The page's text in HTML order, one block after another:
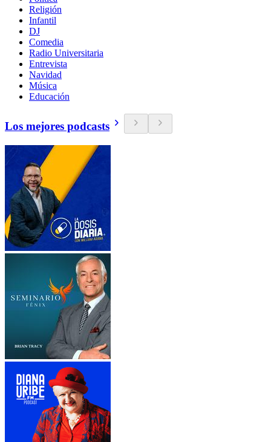
Religión
Infantil
DJ
Comedia
Radio Universitaria
Entrevista
Navidad
Música
Educación
Los mejores podcasts